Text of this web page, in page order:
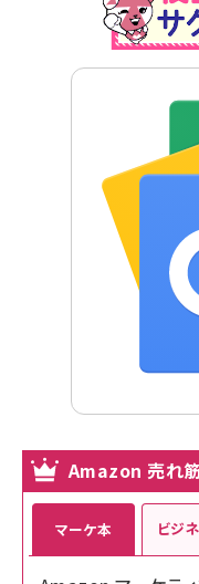
Amazon 売れ
マーケ本 ビジ